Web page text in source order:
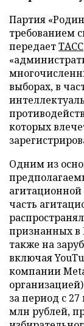
Партия
требованием
передаетТАСС
выборах, в
которых
Одним из
часть
признанных в
также на
включая
компании
за период с
млн рублей,